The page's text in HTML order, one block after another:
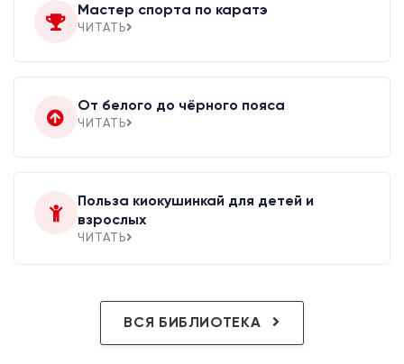
Мастер спорта по каратэ
ЧИТАТЬ
От белого до чёрного пояса
ЧИТАТЬ
Польза киокушинкай для детей и
взрослых
ЧИТАТЬ
ВСЯ БИБЛИОТЕКА